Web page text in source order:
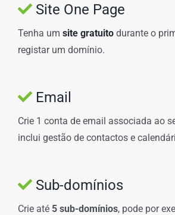
Site One Page
Tenha um site gratuitodurante o
registar um domínio.
Email
Crie 1 conta de email associada ao
inclui gestão de contactos e
Sub-domínios
Crie até 5 sub-domínios, pode por